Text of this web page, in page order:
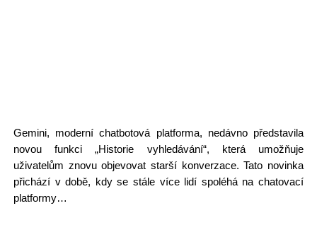
Gemini, moderní chatbotová platforma, nedávno představila
novou funkci „Historie vyhledávání“, která umožňuje
uživatelům znovu objevovat starší konverzace. Tato novinka
přichází v době, kdy se stále více lidí spoléhá na chatovací
platformy…